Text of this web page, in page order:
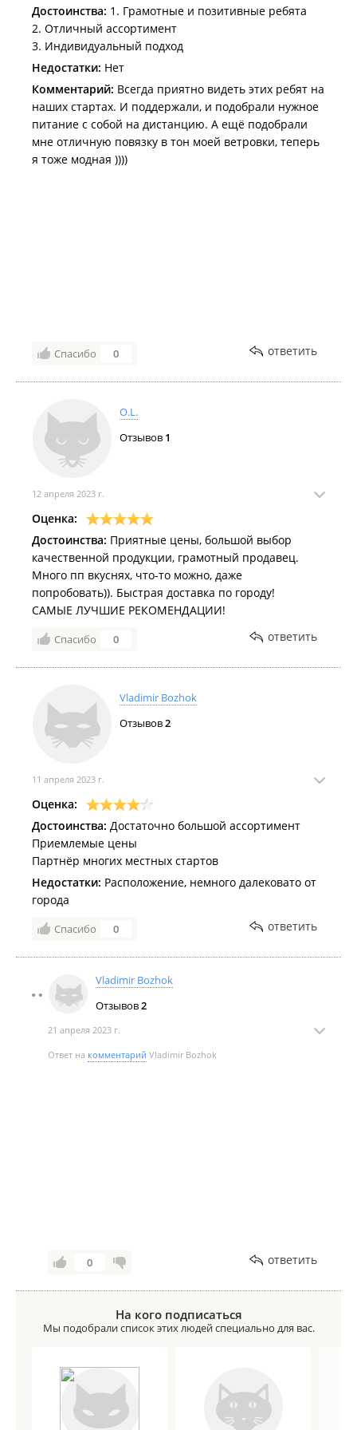
+++++
Достоинства: 1. Грамотные и позитивные ребята
2. Отличный ассортимент
3. Индивидуальный подход
Недостатки: Нет
Комментарий: Всегда приятно видеть этих ребят на
наших стартах. И поддержали, и подобрали нужное
питание с собой на дистанцию. А ещё подобрали
мне отличную повязку в тон моей ветровки, теперь
я тоже модная ))))
Спасибо 0 ответить
О.L.
Отзывов 1
12 апреля 2023 г.
Оценка:
Достоинства: Приятные цены, большой выбор
качественной продукции, грамотный продавец.
Много пп вкуснях, что-то можно, даже
попробовать)). Быстрая доставка по городу!
САМЫЕ ЛУЧШИЕ РЕКОМЕНДАЦИИ!
Спасибо 0 ответить
Vladimir Bozhok
Отзывов2
11 апреля 2023 г.
Оценка:
Достоинства: Достаточно большой ассортимент
Приемлемые цены
Партнёр многих местных стартов
Недостатки: Расположение, немного далековато от
города
Спасибо 0 ответить
Vladimir Bozhok
Отзывов2
21 апреля 2023 г.
Ответ на комментарий Vladimir Bozhok
0 ответить
На кого подписаться
Мы подобрали список этих людей специально для вас.